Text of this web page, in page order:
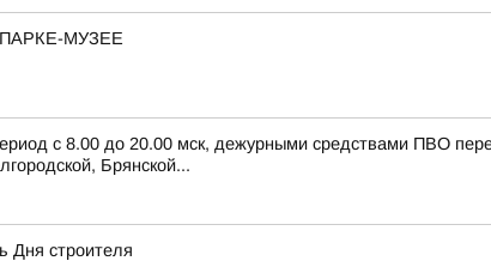
МУЗЕЕ
с 8.00 до 20.00 мск, дежурными средствами ПВО
Брянской...
Дня строителя